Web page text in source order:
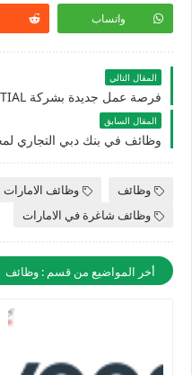
واتساب
المقال التالي
المقال السابق
وظائف وظائف الامارات
وظائف شاغرة في الامارات
أخر المواضيع من قسم : وظائف